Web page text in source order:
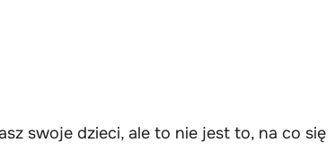
swoje dzieci, ale to nie jest to, na co się